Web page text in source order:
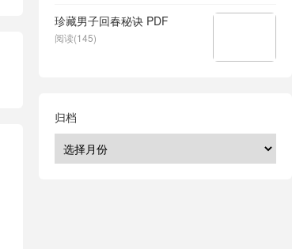
珍藏男子回春秘诀 PDF
阅读(145)
归档